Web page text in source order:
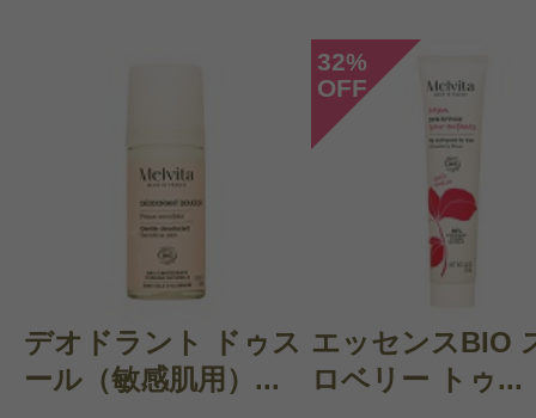
デオドラント ドゥス
ール（敏感肌用）...
32%
OFF
エッセンスBIO
ロベリー トゥ...